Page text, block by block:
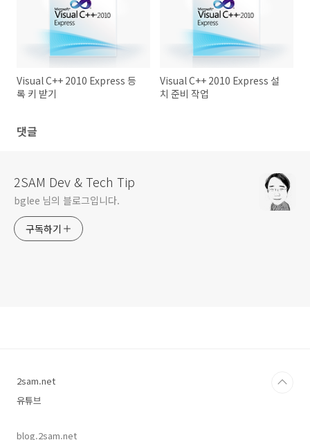
Visual C++ 2010 Express 등
록 키 받기
Visual C++ 2010 Express 설
치 준비 작업
댓글
2SAM Dev & Tech Tip
bglee 님의 블로그입니다.
구독하기
2sam.net
유튜브
blog.2sam.net